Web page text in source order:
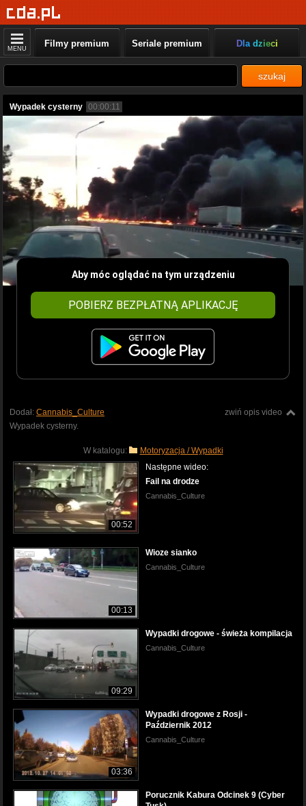
MENU Filmy premium Seriale premium Dla dzieci
szukaj
Wypadek cysterny 00:00:11
Aby móc oglądać na tym urządzeniu
POBIERZ BEZPŁATNĄ APLIKACJĘ
zwiń opis video
Dodał: Cannabis_Culture
Wypadek cysterny.
W katalogu: Motoryzacja / Wypadki
00:52
Następne wideo:
Fail na drodze
Cannabis_Culture
00:13
Wioze sianko
Cannabis_Culture
09:29
Wypadki drogowe - świeża kompilacja
Cannabis_Culture
03:36
Wypadki drogowe z Rosji -
Październik 2012
Cannabis_Culture
Porucznik Kabura Odcinek 9 (Cyber